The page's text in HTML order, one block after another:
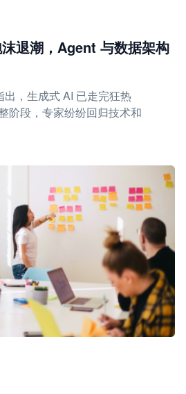
退潮，Agent 与数据架构
出，生成式 AI 已走完狂热
阶段，专家纷纷回归技术和